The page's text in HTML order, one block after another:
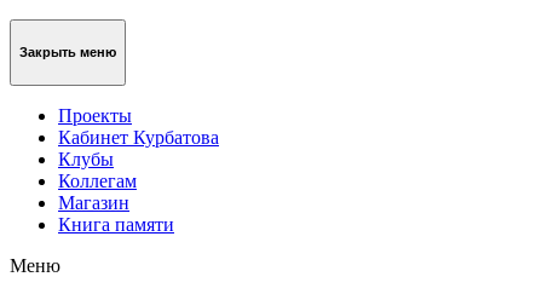
Закрыть меню
Проекты
Кабинет Курбатова
Клубы
Коллегам
Магазин
Книга памяти
Меню